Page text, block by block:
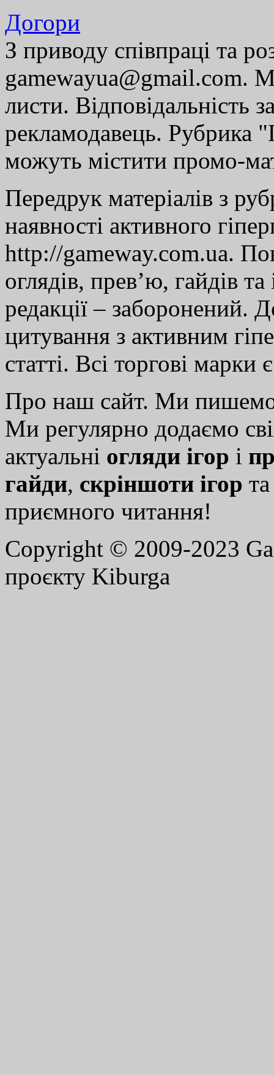
Догори
З приводу співпраці та
gamewayua@gmail.com.
листи. Відповідальність
рекламодавець. Рубрика
можуть містити промо-
Передрук матеріалів з
наявності активного
http://gameway.com.ua.
оглядів, прев’ю, гайдів
редакції – заборонений.
цитування з активним
статті. Всі торгові марки
Про наш сайт. Ми
Ми регулярно додаємо
актуальні огляди ігор і
гайди, скріншоти ігор
приємного читання!
Copyright © 2009-2023
проєкту Kiburga